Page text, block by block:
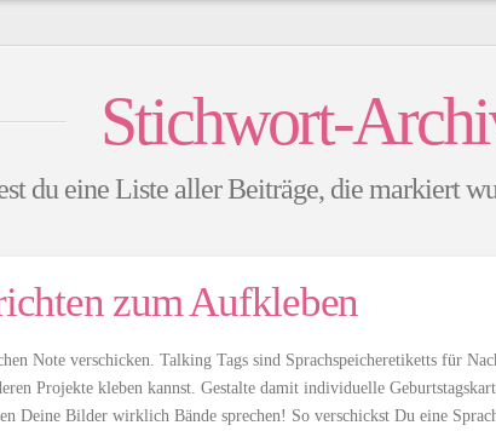
Stichwort-
du eine Liste aller Beiträge, die markiert
zum Aufkleben
Note verschicken. Talking Tags sind Sprachspeicheretiketts für
Projekte kleben kannst. Gestalte damit individuelle
Deine Bilder wirklich Bände sprechen! So verschickst Du eine